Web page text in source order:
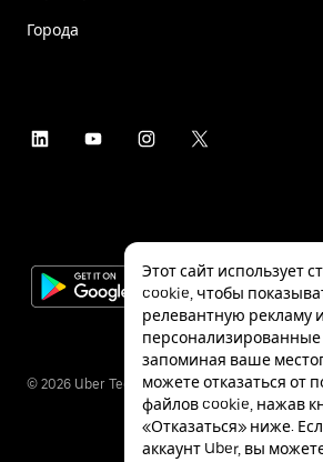
Города
© 2026 Uber Technologies Inc.
Этот сайт использует
cookie, чтобы
релевантную рекламу
персонализированные
запоминая ваше
можете отказаться от
файлов cookie, нажав
«Отказаться» ниже.
аккаунт Uber, вы